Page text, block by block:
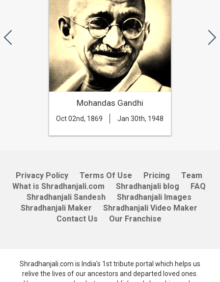
Mohandas Gandhi
Oct 02nd, 1869 Jan 30th, 1948
Privacy Policy Terms Of Use Pricing
Team
What is Shradhanjali.com
Shradhanjali blog
FAQ
Shradhanjali Sandesh
Shradhanjali Images
Shradhanjali Maker
Shradhanjali Video Maker
Contact Us
Our Franchise
Shradhanjali.com is India's 1st tribute portal which helps us
relive the lives of our ancestors and departed loved ones.